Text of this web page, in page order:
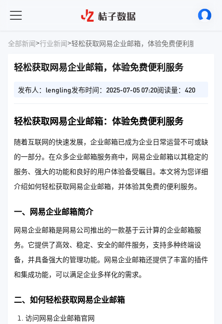
全部新闻>行业新闻>轻松获取网易企业邮箱，体验免费便利服务
轻松获取网易企业邮箱，体验免费便利服务
发布人：lengling发布时间：2025-07-05 07:20阅读量：420
轻松获取网易企业邮箱：体验免费便利服务
随着互联网的快速发展，企业邮箱已成为企业日常运营不可或缺
的一部分。在众多企业邮箱服务商中，网易企业邮箱以其稳定的
服务、强大的功能和良好的用户体验备受瞩目。本文将为您详细
介绍如何轻松获取网易企业邮箱，并体验其免费的便利服务。
一、网易企业邮箱简介
网易企业邮箱是网易公司推出的一款基于云计算的企业邮箱服
务。它提供了高效、稳定、安全的邮件服务，支持多种终端设
备，并具备强大的管理功能。网易企业邮箱还提供了丰富的插件
和集成功能，可以满足企业多样化的需求。
二、如何轻松获取网易企业邮箱
访问网易企业邮箱官网